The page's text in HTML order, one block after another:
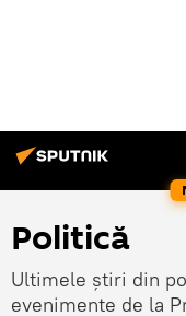
Politică
Ultimele știri din
evenimente de la